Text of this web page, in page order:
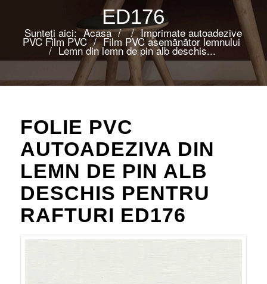
ED176
Sunteți aici: Acasa / / Imprimate autoadezive
PVC Film PVC / Film PVC asemănător lemnului
/ Lemn din lemn de pin alb deschis...
FOLIE PVC
AUTOADEZIVA DIN
LEMN DE PIN ALB
DESCHIS PENTRU
RAFTURI ED176